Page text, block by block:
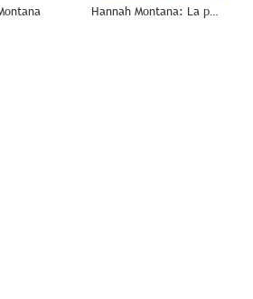
Hannah Montana: La película